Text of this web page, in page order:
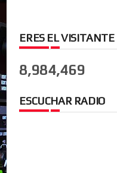
ERES EL
8,984,469
ESCUCHAR RADIO